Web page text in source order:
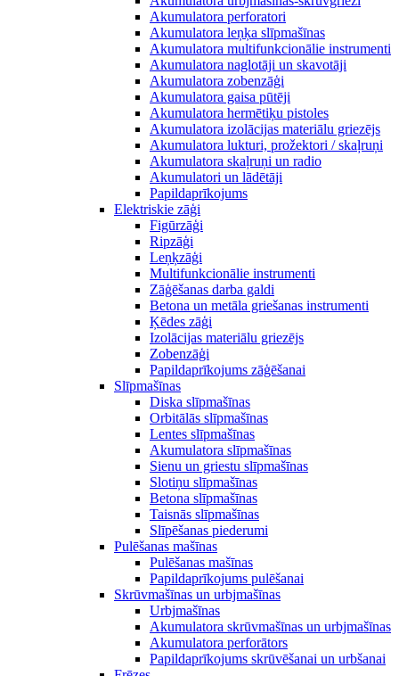
Akumulatora perforatori
Akumulatora leņķa slīpmašīnas
Akumulatora multifunkcionālie instrumenti
Akumulatora naglotāji un skavotāji
Akumulatora zobenzāģi
Akumulatora gaisa pūtēji
Akumulatora hermētiķu pistoles
Akumulatora izolācijas materiālu griezējs
Akumulatora lukturi, prožektori / skaļruņi
Akumulatora skaļruņi un radio
Akumulatori un lādētāji
Papildaprīkojums
Elektriskie zāģi
Figūrzāģi
Ripzāģi
Leņķzāģi
Multifunkcionālie instrumenti
Zāģēšanas darba galdi
Betona un metāla griešanas instrumenti
Ķēdes zāģi
Izolācijas materiālu griezējs
Zobenzāģi
Papildaprīkojums zāģēšanai
Slīpmašīnas
Diska slīpmašīnas
Orbitālās slīpmašīnas
Lentes slīpmašīnas
Akumulatora slīpmašīnas
Sienu un griestu slīpmašīnas
Slotiņu slīpmašīnas
Betona slīpmašīnas
Taisnās slīpmašīnas
Slīpēšanas piederumi
Pulēšanas mašīnas
Pulēšanas mašīnas
Papildaprīkojums pulēšanai
Skrūvmašīnas un urbjmašīnas
Urbjmašīnas
Akumulatora skrūvmašīnas un urbjmašīnas
Akumulatora perforātors
Papildaprīkojums skrūvēšanai un urbšanai